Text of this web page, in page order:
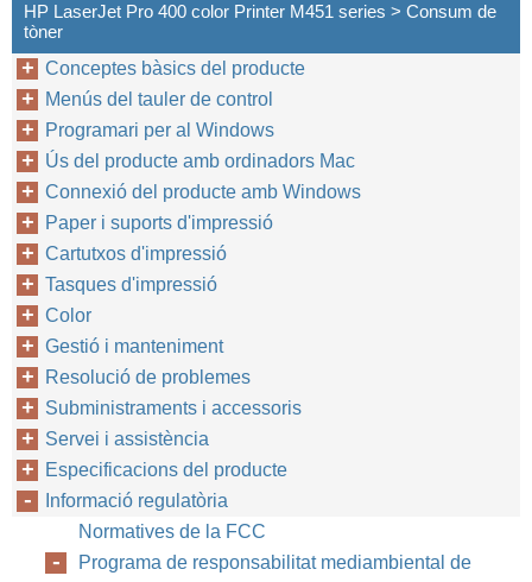
HP LaserJet Pro 400 color Printer M451 series > Consum de
tòner
Conceptes bàsics del producte
Menús del tauler de control
Programari per al Windows
Ús del producte amb ordinadors Mac
Connexió del producte amb Windows
Paper i suports d'impressió
Cartutxos d'impressió
Tasques d'impressió
Color
Gestió i manteniment
Resolució de problemes
Subministraments i accessoris
Servei i assistència
Especificacions del producte
Informació regulatòria
Normatives de la FCC
Programa de responsabilitat mediambiental de